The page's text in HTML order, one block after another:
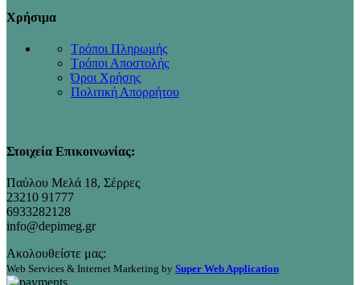
Χρήσιμα
Τρόποι Πληρωμής
Τρόποι Αποστολής
Όροι Χρήσης
Πολιτική Απορρήτου
Στοιχεία Επικοινωνίας:
Παύλου Μελά 18, Σέρρες
23210 91777
6933282128
info@depimeg.gr
Ακολουθείστε μας:
Web Services & Internet Marketing by Super Web Application